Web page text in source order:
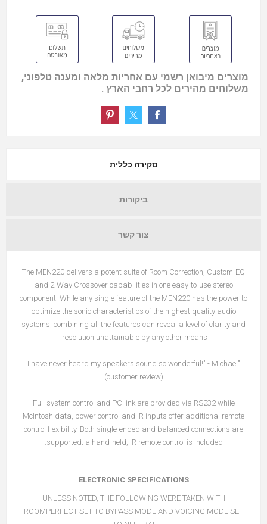
מוצרים מיבואן רשמי עם אחריות מלאה ומענה טלפוני,
משלוחים מהירים לכל רחבי הארץ .
סקירה כללית
ביקורות
צור קשר
The MEN220 delivers a potent suite of Room Correction, Custom-EQ
and 2-Way Crossover capabilities in one easy-to-use stereo
component. While any single feature of the MEN220 has the power to
optimize the sonic characteristics of the highest quality audio
systems, combining all the features can reveal a level of clarity and
resolution unattainable by any other means.
"I have never heard my speakers sound so wonderful!" - Michael
(customer review)
Full system control and PC link are provided via RS232 while
McIntosh data, power control and IR inputs offer additional remote
control flexibility. Both single-ended and balanced connections are
supported; a hand-held, IR remote control is included.
ELECTRONIC SPECIFICATIONS
UNLESS NOTED, THE FOLLOWING WERE TAKEN WITH
ROOMPERFECT SET TO BYPASS MODE AND VOICING MODE SET